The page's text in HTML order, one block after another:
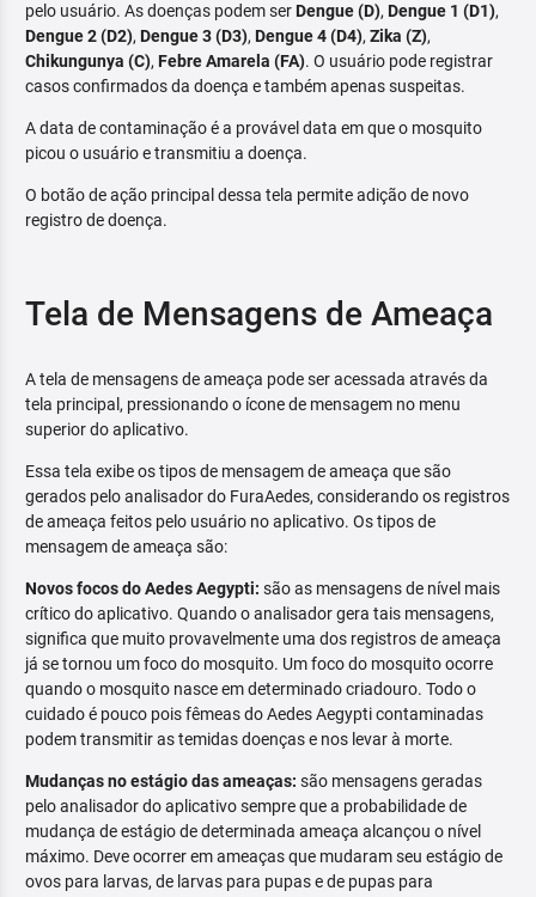
pelo usuário. As doenças podem serDengue (D), Dengue 1 (D1),
Dengue 2 (D2), Dengue 3 (D3), Dengue 4 (D4), Zika (Z),
Chikungunya (C), Febre Amarela (FA). O usuário pode registrar
casos confirmados da doença e também apenas suspeitas.
A data de contaminação é a provável data em que o mosquito
picou o usuário e transmitiu a doença.
O botão de ação principal dessa tela permite adição de novo
registro de doença.
Tela de Mensagens de Ameaça
A tela de mensagens de ameaça pode ser acessada através da
tela principal, pressionando o ícone de mensagem no menu
superior do aplicativo.
Essa tela exibe os tipos de mensagem de ameaça que são
gerados pelo analisador do FuraAedes, considerando os registros
de ameaça feitos pelo usuário no aplicativo. Os tipos de
mensagem de ameaça são:
Novos focos do Aedes Aegypti: são as mensagens de nível mais
crítico do aplicativo. Quando o analisador gera tais mensagens,
significa que muito provavelmente uma dos registros de ameaça
já se tornou um foco do mosquito. Um foco do mosquito ocorre
quando o mosquito nasce em determinado criadouro. Todo o
cuidado é pouco pois fêmeas do Aedes Aegypti contaminadas
podem transmitir as temidas doenças e nos levar à morte.
Mudanças no estágio das ameaças: são mensagens geradas
pelo analisador do aplicativo sempre que a probabilidade de
mudança de estágio de determinada ameaça alcançou o nível
máximo. Deve ocorrer em ameaças que mudaram seu estágio de
ovos para larvas, de larvas para pupas e de pupas para